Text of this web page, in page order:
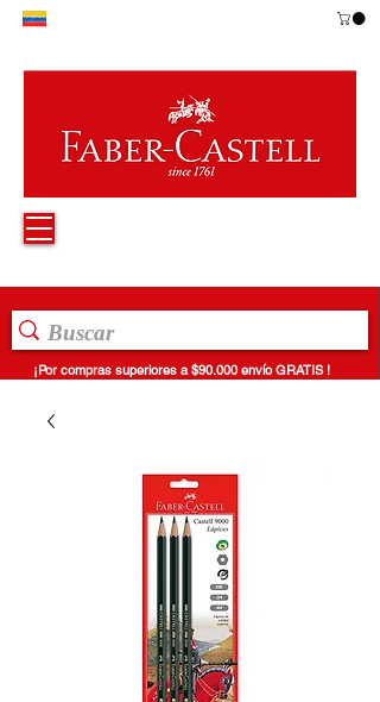
¡Por compras superiores a $90.000 envío GRATIS !